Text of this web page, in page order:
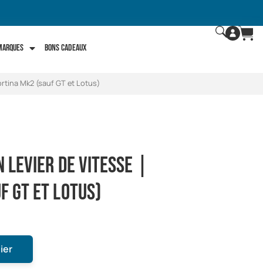
Bons Cadeaux
Mk2 (sauf GT et Lotus)
de vitesse |
GT et Lotus)